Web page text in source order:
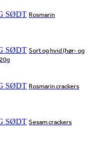
SØDT Rosmarin
SØDT Sort og hvid (hør- og
SØDT Rosmarin crackers
SØDT Sesam crackers